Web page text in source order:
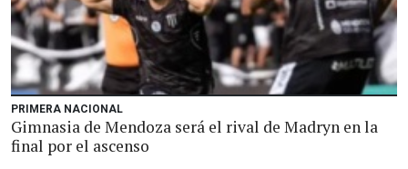
PRIMERA NACIONAL
Gimnasia de Mendoza será el rival de Madryn en la
final por el ascenso